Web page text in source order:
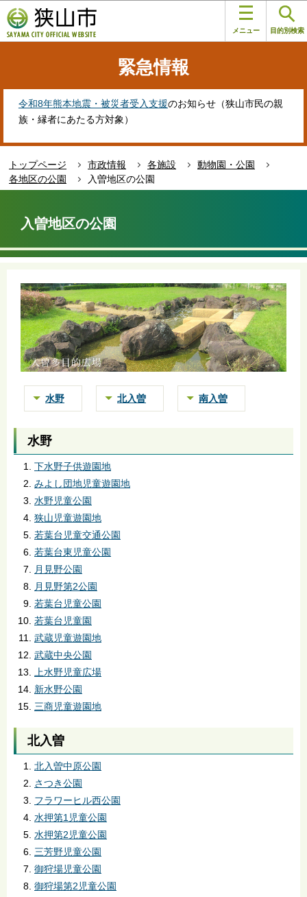
の
ペ
す
メニュー 目的別検索
緊急情報
令和8年熊本地震・被災者受入支援のお知らせ（狭山市民の親
族・縁者にあたる方対象）
トップページ 市政情報 各施設
動物園・公園
各地区の公園
入曽地区の公園
か
入曽地区の公園
水野 北入曽 南入曽
水野
下水野子供遊園地
みよし団地児童遊園地
水野児童公園
狭山児童遊園地
若葉台児童交通公園
若葉台東児童公園
月見野公園
月見野第2公園
若葉台児童公園
若葉台児童園
武蔵児童遊園地
武蔵中央公園
上水野児童広場
新水野公園
三商児童遊園地
北入曽
北入曽中原公園
さつき公園
フラワーヒル西公園
水押第1児童公園
水押第2児童公園
三芳野児童公園
御狩場児童公園
御狩場第2児童公園